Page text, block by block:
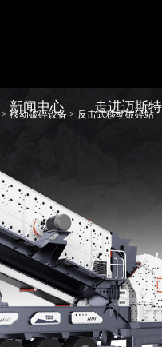
新闻中心 走进迈斯特
> 移动破碎设备 > 反击式移动破碎站